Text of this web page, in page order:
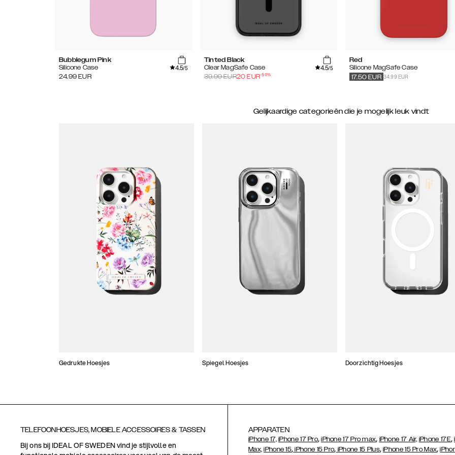
Bubblegum Pink
Silicone Case
4.5/5
24.99 EUR
Tinted Black
Clear MagSafe Case
4.5/5
39.99EUR20 EUR-50%
Red
Silicone MagSafe Case
34.99 EUR
17.50 EUR
Gelijkaardige categorieën die je mogelijk leuk vindt
Gedrukte Hoesjes Spiegel Hoesjes Doorzichtig Hoesjes
TELEFOONHOESJES, MOBIELE ACCESSOIRES & TASSEN
Bij ons bij IDEAL OF SWEDEN vind je stijlvolle en
APPARATEN
iPhone 17, iPhone 17 Pro,iPhone 17 Pro max, iPhone 17 Air, iPhone 17E,
Max, iPhone 15, iPhone 15 Pro, iPhone 15 Plus,iPhone 15 Pro Max,